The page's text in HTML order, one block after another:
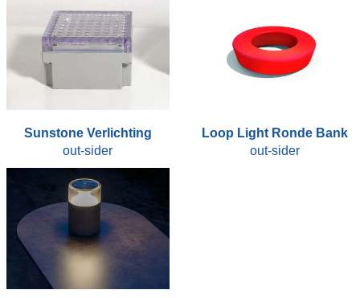
Sunstone Verlichting
out-sider
Loop Light Ronde Bank
out-sider